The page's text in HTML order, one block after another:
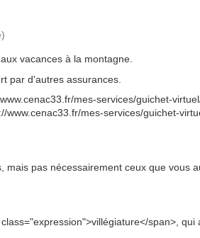
vacances à la montagne.
par d'autres assurances.
mes-services/guichet-
mes-services/guichet-
pas nécessairement ceux que vous
span>, qui